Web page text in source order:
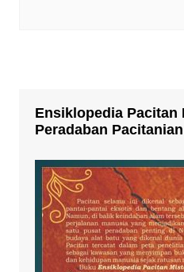
Ensiklopedia Pacitan
Peradaban Pacitanian